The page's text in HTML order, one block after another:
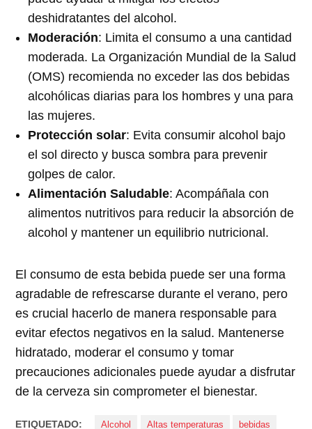
deshidratantes del alcohol.
Moderación: Limita el consumo a una cantidad
moderada. La Organización Mundial de la Salud
(OMS) recomienda no exceder las dos bebidas
alcohólicas diarias para los hombres y una para
las mujeres.
Protección solar: Evita consumir alcohol bajo
el sol directo y busca sombra para prevenir
golpes de calor.
Alimentación Saludable: Acompáñala con
alimentos nutritivos para reducir la absorción de
alcohol y mantener un equilibrio nutricional.
El consumo de esta bebida puede ser una forma
agradable de refrescarse durante el verano, pero
es crucial hacerlo de manera responsable para
evitar efectos negativos en la salud. Mantenerse
hidratado, moderar el consumo y tomar
precauciones adicionales puede ayudar a disfrutar
de la cerveza sin comprometer el bienestar.
ETIQUETADO: Alcohol Altas temperaturas bebidas